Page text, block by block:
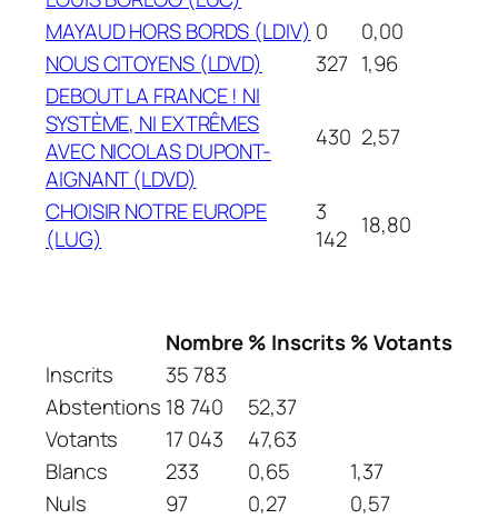
MAYAUD HORS BORDS (LDIV) 0
0,00
NOUS CITOYENS (LDVD)
327 1,96
DEBOUT LA FRANCE ! NI
SYSTÈME, NI EXTRÊMES
AVEC NICOLAS DUPONT-
AIGNANT (LDVD)
430 2,57
CHOISIR NOTRE EUROPE
(LUG)
3
142 18,80
Nombre % Inscrits% Votants
Inscrits
35 783
Abstentions 18 740
52,37
Votants
17 043
47,63
Blancs
233 0,65
1,37
Nuls
97 0,27
0,57